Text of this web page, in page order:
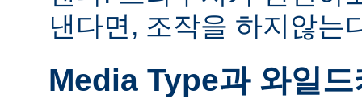
낸다면, 조작을 하지않는
Media Type과 와일드